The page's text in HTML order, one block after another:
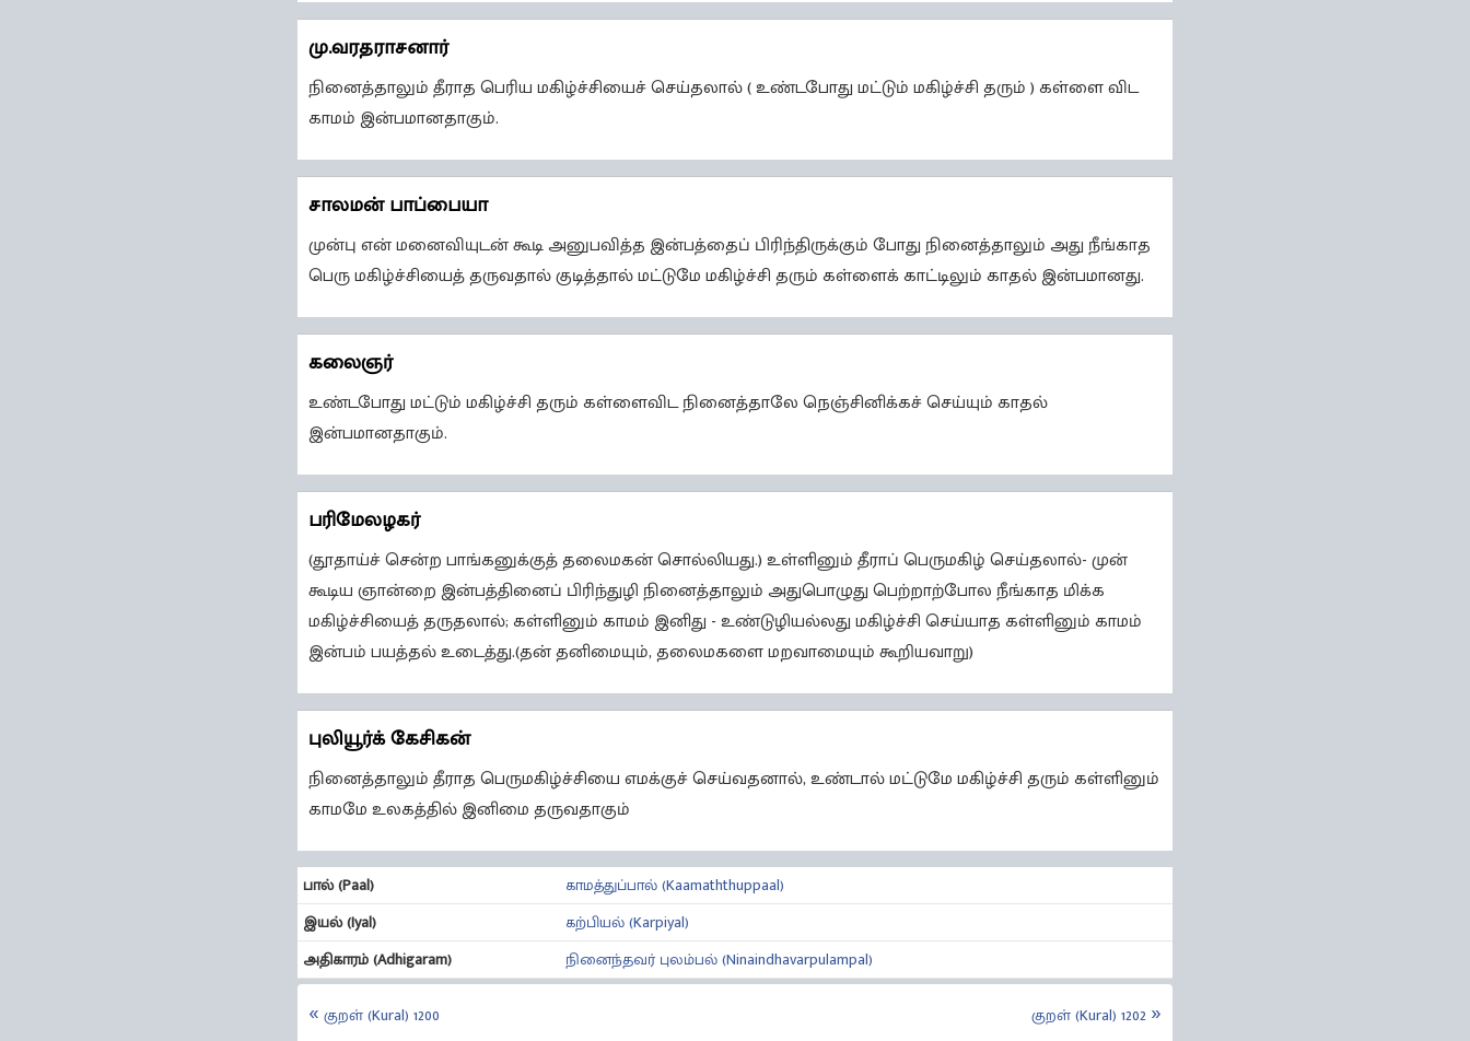
மு.வரதராசனார்
நினைத்தாலும் தீராத பெரிய மகிழ்ச்சியைச் செய்தலால் ( உண்டபோது மட்டும் மகிழ்ச்சி தரும் ) கள்ளை விட
காமம் இன்பமானதாகும்.
சாலமன் பாப்பையா
முன்பு என் மனைவியுடன் கூடி அனுபவித்த இன்பத்தைப் பிரிந்திருக்கும் போது நினைத்தாலும் அது நீங்காத
பெரு மகிழ்ச்சியைத் தருவதால் குடித்தால் மட்டுமே மகிழ்ச்சி தரும் கள்ளைக் காட்டிலும் காதல் இன்பமானது.
கலைஞர்
உண்டபோது மட்டும் மகிழ்ச்சி தரும் கள்ளைவிட நினைத்தாலே நெஞ்சினிக்கச் செய்யும் காதல்
இன்பமானதாகும்.
பரிமேலழகர்
(தூதாய்ச் சென்ற பாங்கனுக்குத் தலைமகன் சொல்லியது.) உள்ளினும் தீராப் பெருமகிழ் செய்தலால்- முன்
கூடிய ஞான்றை இன்பத்தினைப் பிரிந்துழி நினைத்தாலும் அதுபொழுது பெற்றாற்போல நீங்காத மிக்க
மகிழ்ச்சியைத் தருதலால்; கள்ளினும் காமம் இனிது - உண்டுழியல்லது மகிழ்ச்சி செய்யாத கள்ளினும் காமம்
இன்பம் பயத்தல் உடைத்து.(தன் தனிமையும், தலைமகளை மறவாமையும் கூறியவாறு)
புலியூர்க் கேசிகன்
நினைத்தாலும் தீராத பெருமகிழ்ச்சியை எமக்குச் செய்வதனால், உண்டால் மட்டுமே மகிழ்ச்சி தரும் கள்ளினும்
காமமே உலகத்தில் இனிமை தருவதாகும்
பால் (Paal)
காமத்துப்பால் (Kaamaththuppaal)
இயல் (Iyal)
கற்பியல் (Karpiyal)
அதிகாரம் (Adhigaram)
நினைந்தவர் புலம்பல் (Ninaindhavarpulampal)
குறள் (Kural) 1200 குறள் (Kural) 1202